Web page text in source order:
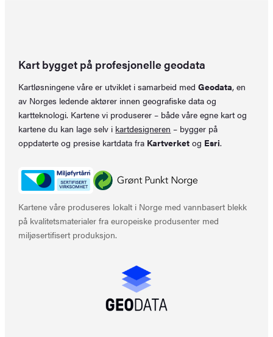
Kart bygget på profesjonelle geodata
Kartløsningene våre er utviklet i samarbeid medGeodata, en
av Norges ledende aktører innen geografiske data og
kartteknologi. Kartene vi produserer – både våre egne kart og
kartene du kan lage selv i kartdesigneren – bygger på
oppdaterte og presise kartdata fra Kartverket og Esri.
Kartene våre produseres lokalt i Norge med vannbasert blekk
på kvalitetsmaterialer fra europeiske produsenter med
miljøsertifisert produksjon.